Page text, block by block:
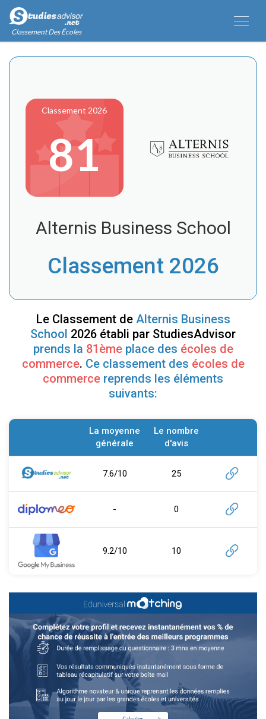
Classement Des Écoles
Classement 2026
81
Alternis Business School
Classement 2026
Le Classement de Alternis Business
School 2026 établi par StudiesAdvisor
prends la 81èmeplace des écoles de
commerce. Ce classement des écoles de
commerce reprends les éléments
suivants:
La moyenne
générale
Le nombre
d'avis
7.6/10 25
- 0
9.2/10 10